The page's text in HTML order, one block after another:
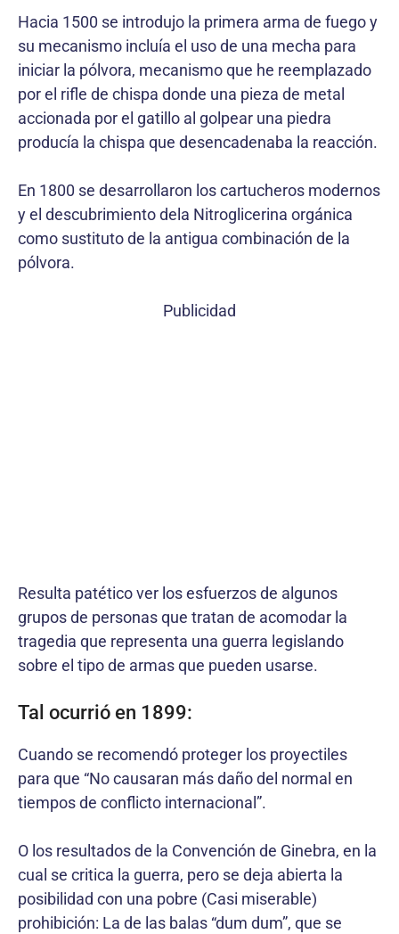
Hacia 1500 se introdujo la primera arma de fuego y
su mecanismo incluía el uso de una mecha para
iniciar la pólvora, mecanismo que he reemplazado
por el rifle de chispa donde una pieza de metal
accionada por el gatillo al golpear una piedra
producía la chispa que desencadenaba la reacción.
En 1800 se desarrollaron los cartucheros modernos
y el descubrimiento dela Nitroglicerina orgánica
como sustituto de la antigua combinación de la
pólvora.
Publicidad
Resulta patético ver los esfuerzos de algunos
grupos de personas que tratan de acomodar la
tragedia que representa una guerra legislando
sobre el tipo de armas que pueden usarse.
Tal ocurrió en 1899:
Cuando se recomendó proteger los proyectiles
para que “No causaran más daño del normal en
tiempos de conflicto internacional”.
O los resultados de la Convención de Ginebra, en la
cual se critica la guerra, pero se deja abierta la
posibilidad con una pobre (Casi miserable)
prohibición: La de las balas “dum dum”, que se